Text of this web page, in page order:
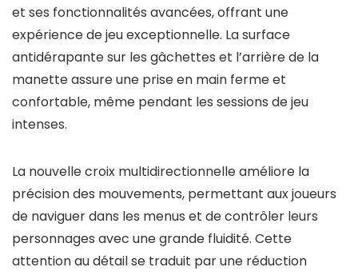
et ses fonctionnalités avancées, offrant une
expérience de jeu exceptionnelle. La surface
antidérapante sur les gâchettes et l’arrière de la
manette assure une prise en main ferme et
confortable, même pendant les sessions de jeu
intenses.
La nouvelle croix multidirectionnelle améliore la
précision des mouvements, permettant aux joueurs
de naviguer dans les menus et de contrôler leurs
personnages avec une grande fluidité. Cette
attention au détail se traduit par une réduction